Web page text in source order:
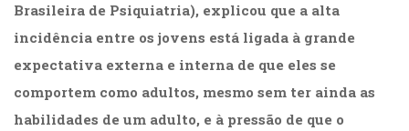
Brasileira de Psiquiatria), explicou que a alta
incidência entre os jovens está ligada à grande
expectativa externa e interna de que eles se
comportem como adultos, mesmo sem ter ainda as
habilidades de um adulto, e à pressão de que o